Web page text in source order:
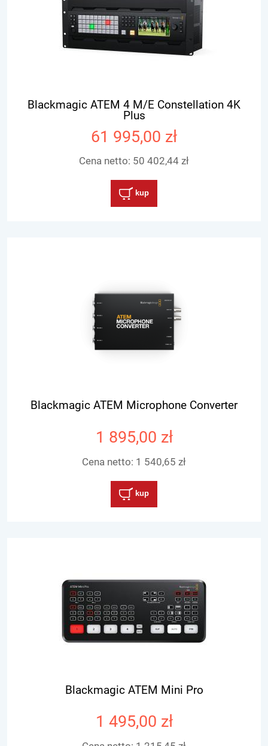
Blackmagic ATEM 4 M/E Constellation 4K
Plus
61 995,00 zł
Cena netto: 50 402,44 zł
kup
Blackmagic ATEM Microphone Converter
1 895,00 zł
Cena netto: 1 540,65 zł
kup
Blackmagic ATEM Mini Pro
1 495,00 zł